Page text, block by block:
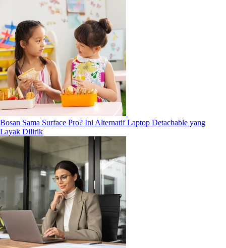
Bosan Sama Surface Pro? Ini Alternatif Laptop Detachable yang
Layak Dilirik